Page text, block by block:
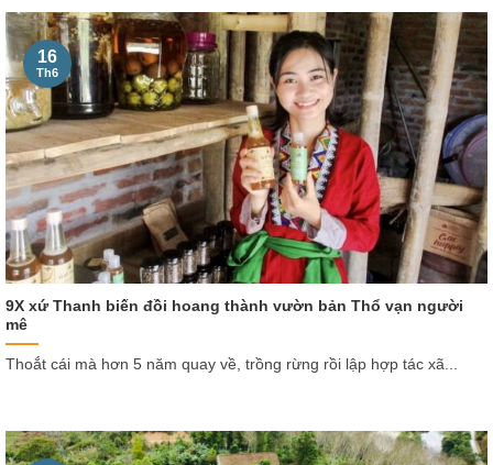
9X xứ Thanh biến đồi hoang thành vườn bản Thổ vạn người
mê
Thoắt cái mà hơn 5 năm quay về, trồng rừng rồi lập hợp tác xã...
16
Th6